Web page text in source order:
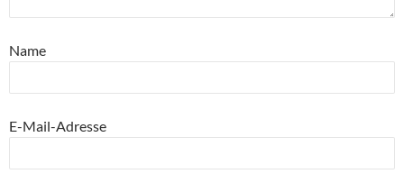
Name
E-Mail-Adresse